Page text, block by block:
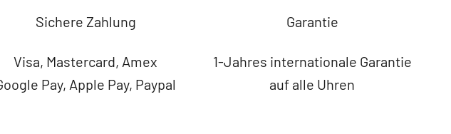
Sichere Zahlung
Visa, Mastercard, Amex
Pay, Apple Pay, Paypal
Garantie
1-Jahres internationale Garantie
auf alle Uhren